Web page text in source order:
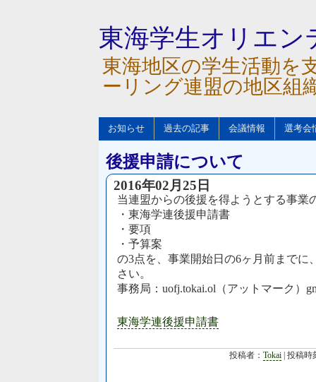
東海学生オリエン
東海地区の学生活動を
ーリング連盟の地区組
お知らせ 過去の記事 会議情報 選考会
後援申請について
2016年02月25日
当連盟からの後援を得ようとする事業
・東海学連後援申請書
・要項
・予算案
の3点を、事業開始日の6ヶ月前までに
さい。
事務局：uofj.tokai.ol（アットマーク）
東海学連後援申請書
投稿者： Tokai | 投稿時